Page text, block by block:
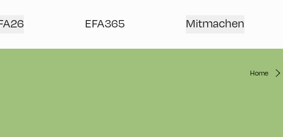
EFA365 Mitmachen
Home